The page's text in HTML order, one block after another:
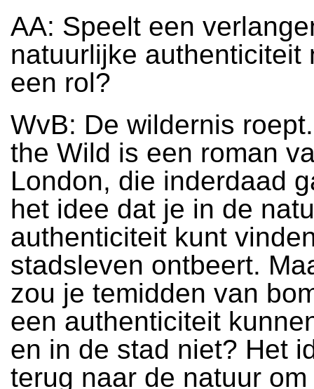
AA: Speelt een
natuurlijke authenticiteit
een rol?
WvB: De wildernis
the Wild is een roman
London, die inderdaad
het idee dat je in de
authenticiteit kunt
stadsleven ontbeert.
zou je temidden van
een authenticiteit
en in de stad niet? Het
terug naar de natuur om